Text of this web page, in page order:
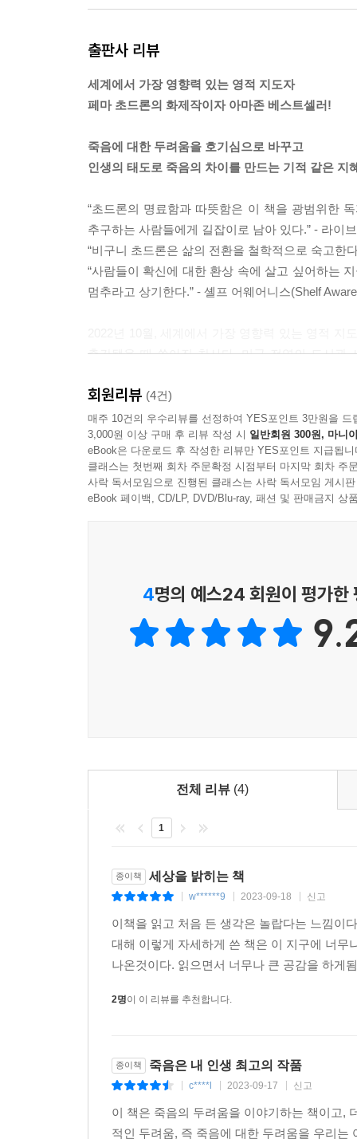
며 구름은 점점 더 옅어진다. 모든 것이 떨어져 나
하지 않고, 죽음 뒤에 어떤 일이 일어나든 그것을
--- p.62-63
이 모든 생각은 대체 어디에서 나타난 것일까? 그
일까? 마치 안개처럼 손에 잡히지 않는 생각이 어
과 우리가 가진 ‘나’라는 관념을 꿰뚫어 보는 법을
--- p.94-95
우리가 하는 모든 행동과 말은, 심지어 생각까지
가능성이 커진다. 특정 상황에 특정한 방식으로
감정 습관이 계속해서 우리를 힘들고 지치게 만든
로 표출된다. 어떤 사람은 늘 상사와 갈등을 빚는
연인 관계의 친밀감에서 항상 문제를 겪는다. 어
바뀌어도 기본적인 각본은 똑같다. 이것은 우리가
--- p.111-112
로 우리가 취하는 행동에 있다.
서만이 아니라 바로 지금 우리의 삶에도 적용되는
--- p.222-223
삼사라 윤회 세상을 계속해서 돌 수도 있고, 자각
려 있다.”
--- p.294
우리가 죽음을 준비하는 과정에서 기억해야 하는
면 사는 법뿐만 아니라 죽는 법도 배울 수 있을
--- p.299
출판사 리뷰
세계에서 가장 영향력 있는 영적 지도자
페마 초드론의 화제작이자 아마존 베스트셀러!
죽음에 대한 두려움을 호기심으로 바꾸고
인생의 태도로 죽음의 차이를 만드는 기적 같은 지
“초드론의 명료함과 따뜻함은 이 책을 광범위한
추구하는 사람들에게 길잡이로 남아 있다.” - 라이
“비구니 초드론은 삶의 전환을 철학적으로 숙고한
“사람들이 확신에 대한 환상 속에 살고 싶어하는
멈추라고 상기한다.” - 셸프 어웨어니스(Shelf
출간됐을 때 쏟아진 찬사다. 미국 전역의 도서관
Awareness)’는 왜 이 책을 주목했을까? 아마존의
이 책은 죽음의 두려움을 이야기하는 책이다. 더
죽음에 대한 두려움을 우리는 어떻게 대해야 할까?”
저자는 『바르도 퇴돌(Bardo Todrol)』의 바르
저자는 자칫 딱딱할 수 있는 바르도의 핵심을 전
깨어남과 사랑에 이르는 길로 변화시키는 구체적
끝남이 기다리고 있다. 한 번의 호흡에도, 오늘
다다른다. 그렇지만 그 끝에는 새로운 시작이
최고의 작품』에 담겼다.
달라이 라마와 함께 가장 영향력 있는 영적 지도자
페마 초드론이 전하는 삶과 죽음에 대한 찬가(讚歌)
『죽음은 내 인생 최고의 작품』의 저자 페마 초
편안하고 현실감 있게 전달하는 ‘마음 전문가’
할 지혜를 집필한 『모든 것이 산산이 무너질 때
초걈 트룽파 린포체의 가르침과 인연이 닿아 티
Book)’에서 발행하는 「마인드 바디 스피릿 매거
중 한 명이다. 그녀는 달라이 라마와 함께 2011년
페마 초드론이 전 세계적인 영적 지도자로 꼽히
회원리뷰 (4건)
매주 10건의 우수리뷰를 선정하여 YES포인트 3만원을 드
3,000원 이상 구매 후 리뷰 작성 시 일반회원 300원, 마니
eBook은 다운로드 후 작성한 리뷰만 YES포인트 지급됩니
클래스는 첫번째 회차 주문확정 시점부터 마지막 회차 주
사락 독서모임으로 진행된 클래스는 사락 독서모임 게시
eBook 페이백, CD/LP, DVD/Blu-ray, 패션 및 판매금지 상
4명의 예스24 회원이 평가한
전체 리뷰 (4)
1
종이책 세상을 밝히는 책
w******9 2023-09-18 신고
이책을 읽고 처음 든 생각은 놀랍다는 느낌이
대해 이렇게 자세하게 쓴 책은 이 지구에 너
나온것이다. 읽으면서 너무나 큰 공감을 하게
2명이 이 리뷰를 추천합니다.
종이책 죽음은 내 인생 최고의 작품
c****l 2023-09-17 신고
이 책은 죽음의 두려움을 이야기하는 책이고,
적인 두려움, 즉 죽음에 대한 두려움을 우리는